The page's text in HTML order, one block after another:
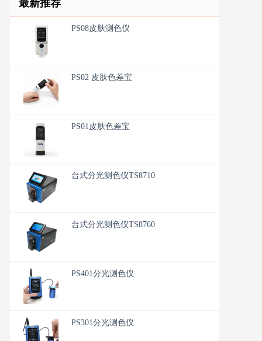
最新推荐
PS08皮肤测色仪
PS02 皮肤色差宝
PS01皮肤色差宝
台式分光测色仪TS8710
台式分光测色仪TS8760
PS401分光测色仪
PS301分光测色仪